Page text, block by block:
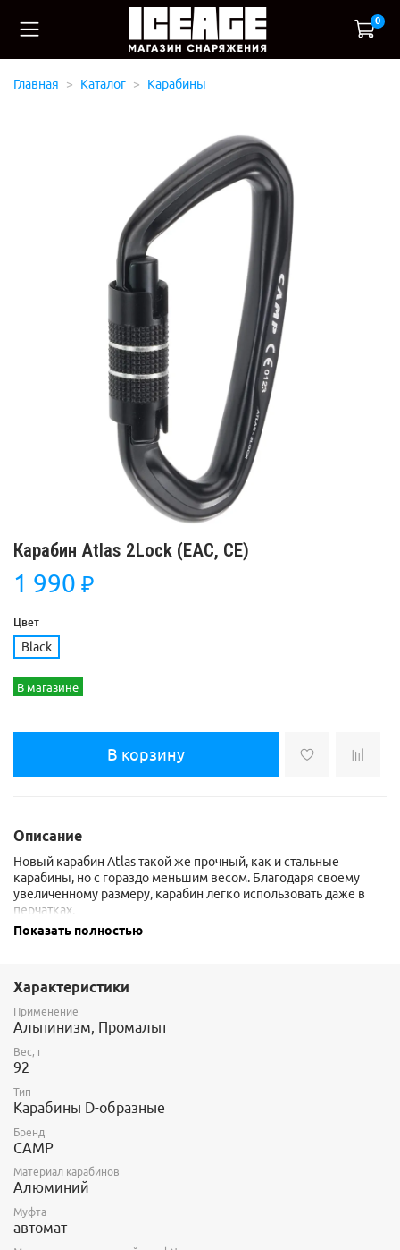
0
Главная Каталог Карабины
Карабин Atlas 2Lock (ЕАС, СЕ)
1 990 ₽
Цвет
Black
В магазине
В корзину
Описание
Новый карабин Atlas такой же прочный, как и стальные
карабины, но с гораздо меньшим весом. Благодаря своему
увеличенному размеру, карабин легко использовать даже в
перчатках.
Сочетание прочности и простоты эксплуатации делает этот
Показать полностью
Характеристики
Применение
Альпинизм, Промальп
Вес, г
92
Тип
Карабины D-образные
Бренд
CAMP
Материал карабинов
Алюминий
Муфта
автомат